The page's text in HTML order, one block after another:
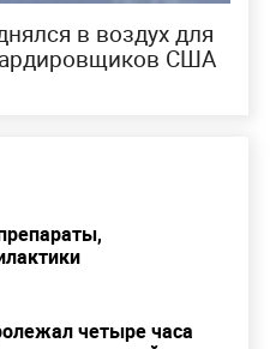
в воздух для
США
четыре часа